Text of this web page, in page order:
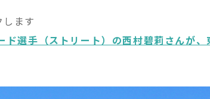
ます
選手（ストリート）の西村碧莉さんが